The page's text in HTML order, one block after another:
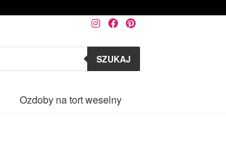
SZUKAJ
Ozdoby na tort weselny